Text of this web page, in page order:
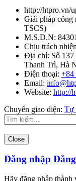
http://htpro.vn/
Giải pháp
TSCS)
M.S.D.N:
Chịu trách
Địa chỉ: Số
Thanh Trì, Hà
Điện thoại: +84
Email:
Website: http://
Chuyển giao diện: Tự
Close
Đăng nhập
Hãy đăng nhập thành